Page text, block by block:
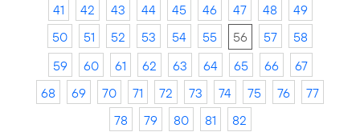
41
42 43 44 45 46 47 48
49
50
51 52 53 54 55 56 57
58
59
60 61 62 63 64 65 66
67
68
69 70 71 72 73 74 75 76
77
78
79 80 81 82